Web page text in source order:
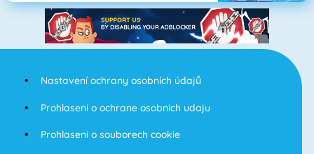
Nastavení ochrany osobních údajů
Prohlaseni o ochrane osobnich udaju
Prohlaseni o souborech cookie